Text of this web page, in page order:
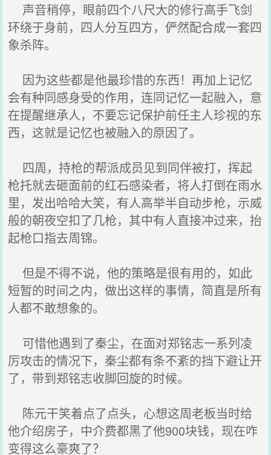
声音稍停，眼前四个八尺大的修行高手飞剑
环绕于身前，四人分互四方，俨然配合成一套四
象杀阵。
因为这些都是他最珍惜的东西！再加上记忆
会有种同感身受的作用，连同记忆一起融入，意
在提醒继承人，不要忘记保护前任主人珍视的东
西，这就是记忆也被融入的原因了。
四周，持枪的帮派成员见到同伴被打，挥起
枪托就去砸面前的红石感染者，将人打倒在雨水
里，发出哈哈大笑，有人高举半自动步枪，示威
般的朝夜空扣了几枪，其中有人直接冲过来，抬
起枪口指去周锦。
但是不得不说，他的策略是很有用的，如此
短暂的时间之内，做出这样的事情，简直是所有
人都不敢想象的。
可惜他遇到了秦尘，在面对郑铭志一系列凌
厉攻击的情况下，秦尘都有条不紊的挡下避让开
了，带到郑铭志收脚回旋的时候。
陈元干笑着点了点头，心想这周老板当时给
他介绍房子，中介费都黑了他900块钱，现在咋
变得这么豪爽了？